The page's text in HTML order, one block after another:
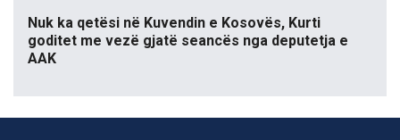
Nuk ka qetësi në Kuvendin e Kosovës, Kurti
goditet me vezë gjatë seancës nga deputetja e
AAK